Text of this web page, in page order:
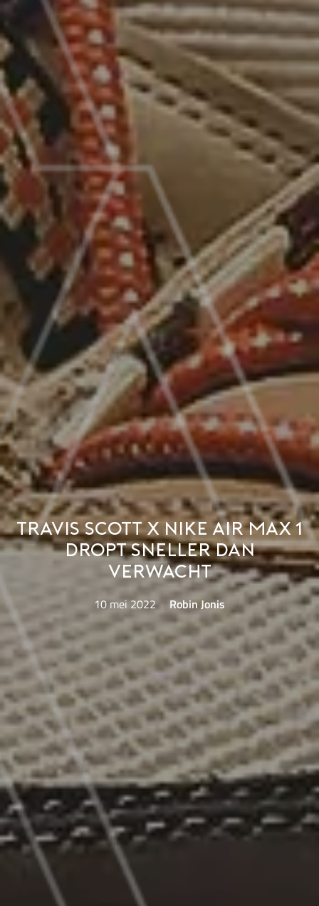
Travis Scott x Nike Air Max 1
dropt sneller dan
verwacht
10 mei 2022 Robin Jonis